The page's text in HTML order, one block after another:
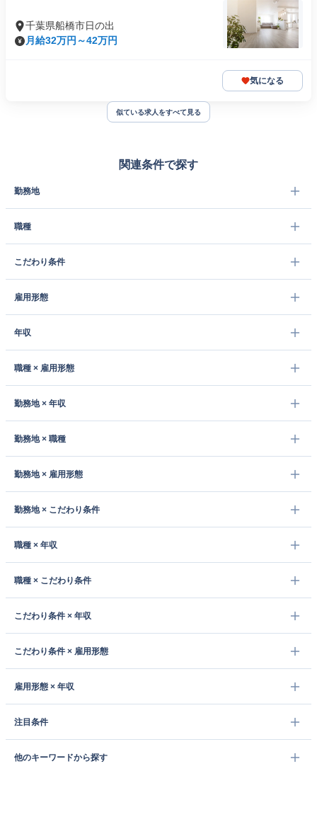
千葉県船橋市日の出
月給32万円～42万円
気になる
似ている求人をすべて見る
関連条件で探す
勤務地
職種
こだわり条件
雇用形態
年収
職種 × 雇用形態
勤務地 × 年収
勤務地 × 職種
勤務地 × 雇用形態
勤務地 × こだわり条件
職種 × 年収
職種 × こだわり条件
こだわり条件 × 年収
こだわり条件 × 雇用形態
雇用形態 × 年収
注目条件
他のキーワードから探す